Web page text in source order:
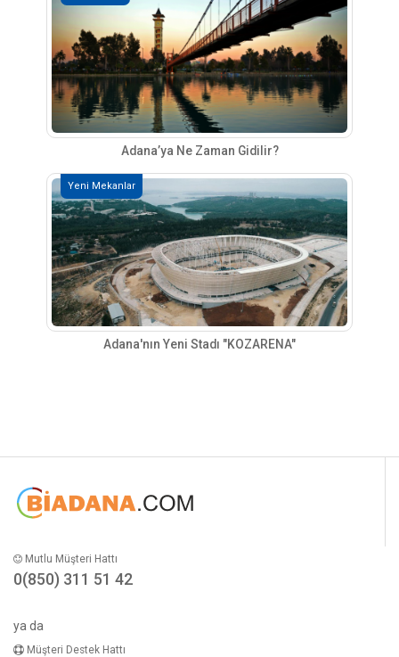
Adana’ya Ne Zaman Gidilir?
Yeni Mekanlar
Adana'nın Yeni Stadı "KOZARENA"
Mutlu Müşteri Hattı
0(850) 311 51 42
ya da
Müşteri Destek Hattı